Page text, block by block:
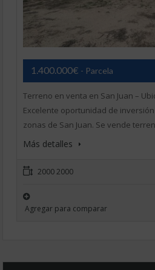
1.400.000€ - Parcela
Terreno en venta en San Juan –
Excelente oportunidad de
zonas de San Juan. Se vende
Más detalles
2000 2000
Agregar para comparar